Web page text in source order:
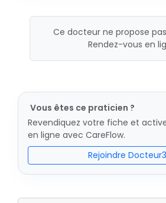
Ce docteur ne propose
Rendez-vous en
Vous êtes ce praticien ?
Revendiquez votre fiche et
en ligne avec CareFlow.
Rejoindre